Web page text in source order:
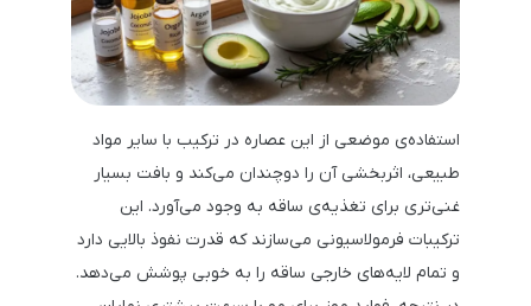
استفاده‌ی موضعی از این عصاره در ترکیب با سایر مواد
طبیعی، اثربخشی آن را دوچندان می‌کند و بافت بسیار
غنی‌تری برای تغذیه‌ی ساقه به وجود می‌آورد. این
ترکیبات فرمولاسیونی می‌سازند که قدرت نفوذ بالایی دارد
و تمام لایه‌های خارجی ساقه را به خوبی پوشش می‌دهد.